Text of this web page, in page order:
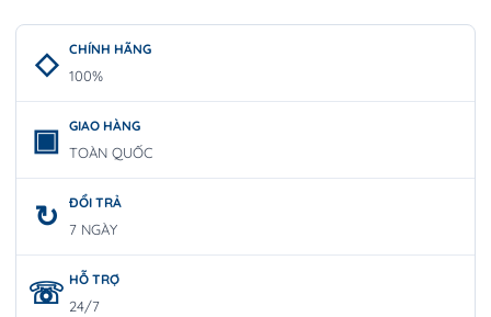
CHÍNH HÃNG
100%
GIAO HÀNG
TOÀN QUỐC
ĐỔI TRẢ
7 NGÀY
HỖ TRỢ
24/7